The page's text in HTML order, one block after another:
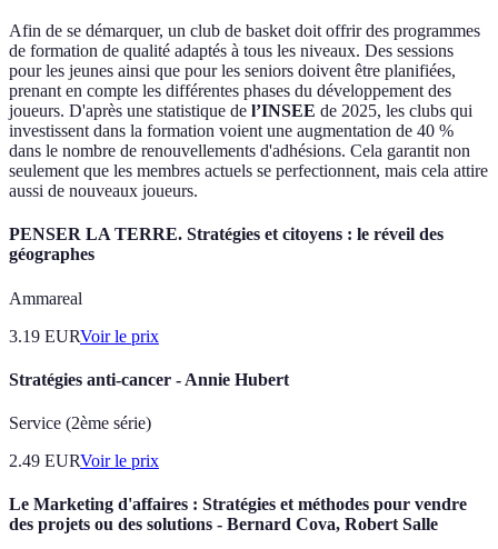
Afin de se démarquer, un club de basket doit offrir des programmes
de formation de qualité adaptés à tous les niveaux. Des sessions
pour les jeunes ainsi que pour les seniors doivent être planifiées,
prenant en compte les différentes phases du développement des
joueurs. D'après une statistique de l’INSEE de 2025, les clubs qui
investissent dans la formation voient une augmentation de 40 %
dans le nombre de renouvellements d'adhésions. Cela garantit non
seulement que les membres actuels se perfectionnent, mais cela attire
aussi de nouveaux joueurs.
PENSER LA TERRE. Stratégies et citoyens : le réveil des
géographes
Ammareal
3.19 EURVoir le prix
Stratégies anti-cancer - Annie Hubert
Service (2ème série)
2.49 EURVoir le prix
Le Marketing d'affaires : Stratégies et méthodes pour vendre
des projets ou des solutions - Bernard Cova, Robert Salle